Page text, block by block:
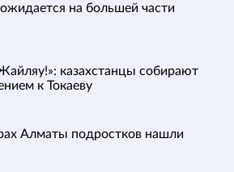
на большей части
казахстанцы собирают
к Токаеву
Алматы подростков нашли